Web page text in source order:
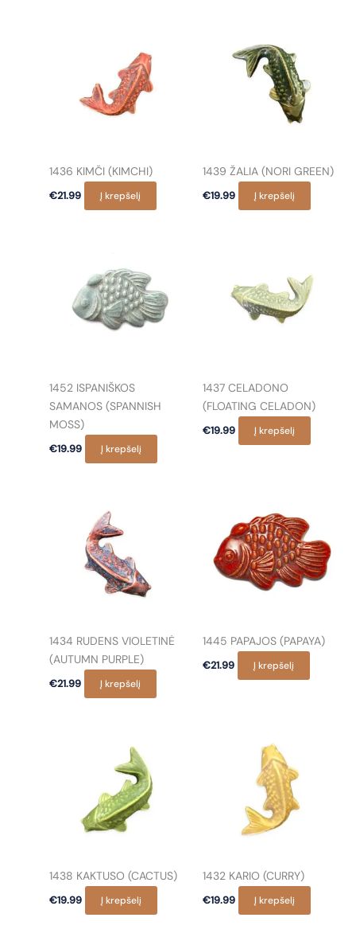
1436 KIMČI (KIMCHI)
€21.99 Į krepšelį
1439 ŽALIA (NORI GREEN)
€19.99 Į krepšelį
1452 ISPANIŠKOS
SAMANOS (SPANNISH
MOSS)
€19.99 Į krepšelį
1437 CELADONO
(FLOATING CELADON)
€19.99 Į krepšelį
1434 RUDENS VIOLETINĖ
(AUTUMN PURPLE)
€21.99 Į krepšelį
1445 PAPAJOS (PAPAYA)
€21.99 Į krepšelį
1438 KAKTUSO (CACTUS)
€19.99 Į krepšelį
1432 KARIO (CURRY)
€19.99 Į krepšelį